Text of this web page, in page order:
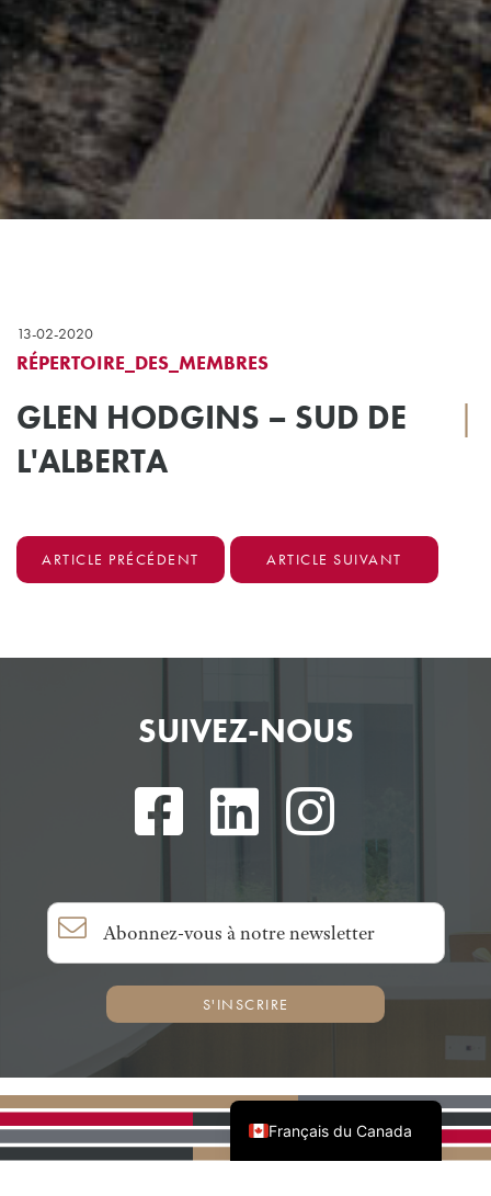
13-02-2020
RÉPERTOIRE_DES_MEMBRES
GLEN HODGINS – SUD DE
L'ALBERTA
|
ARTICLE PRÉCÉDENT ARTICLE SUIVANT
Français du Canada
English (Canada)
SUIVEZ-NOUS
S'INSCRIRE